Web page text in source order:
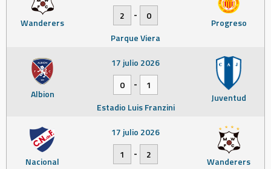
Wanderers Progreso
2
-
0
Parque Viera
Albion Juventud
17 julio 2026
0
-
1
Estadio Luis Franzini
Nacional Wanderers
17 julio 2026
1
-
2